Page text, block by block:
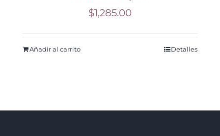
$1,285.00
Añadir al carrito Detalles